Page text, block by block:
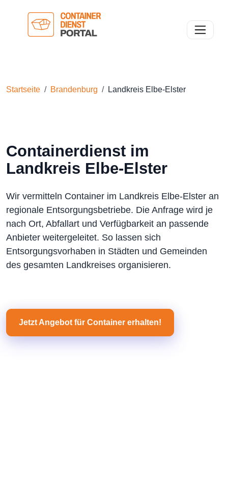
Toggle
Startseite Brandenburg Landkreis Elbe-Elster
Containerdienst im
Landkreis Elbe-Elster
Wir vermitteln Container im Landkreis Elbe-Elster an
regionale Entsorgungsbetriebe. Die Anfrage wird je
nach Ort, Abfallart und Verfügbarkeit an passende
Anbieter weitergeleitet. So lassen sich
Entsorgungsvorhaben in Städten und Gemeinden
des gesamten Landkreises organisieren.
Jetzt Angebot für Container erhalten!